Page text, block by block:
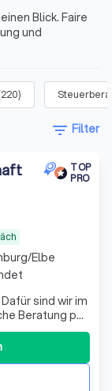
Blick. Faire
und
220)
filter_list Filter
TOP
PRO
sind wir im
Beratung per
sehen uns!
Elbe